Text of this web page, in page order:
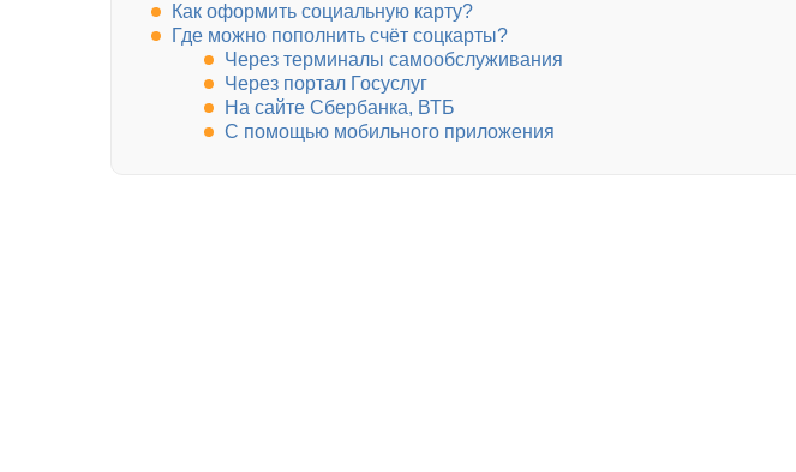
Как оформить социальную карту?
Где можно пополнить счёт соцкарты?
Через терминалы самообслуживания
Через портал Госуслуг
На сайте Сбербанка, ВТБ
С помощью мобильного приложения